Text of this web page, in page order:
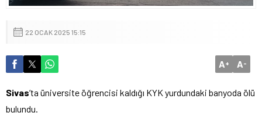
22 OCAK 2025 15:15
A+ A-
Sivas‘ta üniversite öğrencisi kaldığı KYK yurdundaki banyoda ölü
bulundu.